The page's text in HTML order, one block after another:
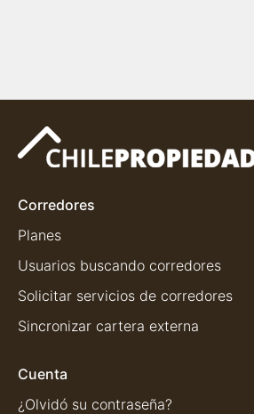
Corredores
Planes
Usuarios buscando corredores
Solicitar servicios de corredores
Sincronizar cartera externa
Cuenta
¿Olvidó su contraseña?